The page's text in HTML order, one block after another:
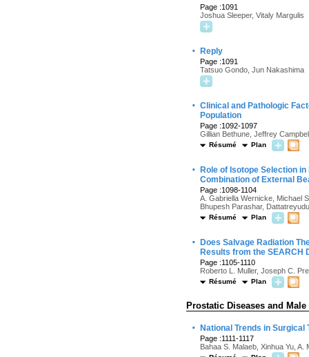
Page :1091
Joshua Sleeper, Vitaly Margulis
· Reply
Page :1091
Tatsuo Gondo, Jun Nakashima
· Clinical and Pathologic
Population
Page :1092-1097
Gillian Bethune, Jeffrey
Résumé Plan
·
Role of Isotope Selection
Combination of External
Page :1098-1104
A. Gabriella Wernicke, Michael
Bhupesh Parashar,
Résumé Plan
·
Does Salvage Radiation
Results from the SEARCH
Page :1105-1110
Roberto L. Muller, Joseph C.
Résumé Plan
Prostatic Diseases and
· National Trends in
Page :1111-1117
Bahaa S. Malaeb, Xinhua Yu, A.